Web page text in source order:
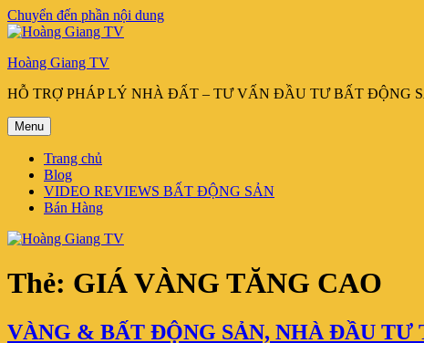
Chuyển đến phần nội dung
Hoàng Giang TV
HỖ TRỢ PHÁP LÝ NHÀ ĐẤT – TƯ VẤN ĐẦU TƯ BẤT ĐỘNG
Menu
Trang chủ
Blog
VIDEO REVIEWS BẤT ĐỘNG SẢN
Bán Hàng
Thẻ: GIÁ VÀNG TĂNG CAO
VÀNG & BẤT ĐỘNG SẢN, NHÀ ĐẦU